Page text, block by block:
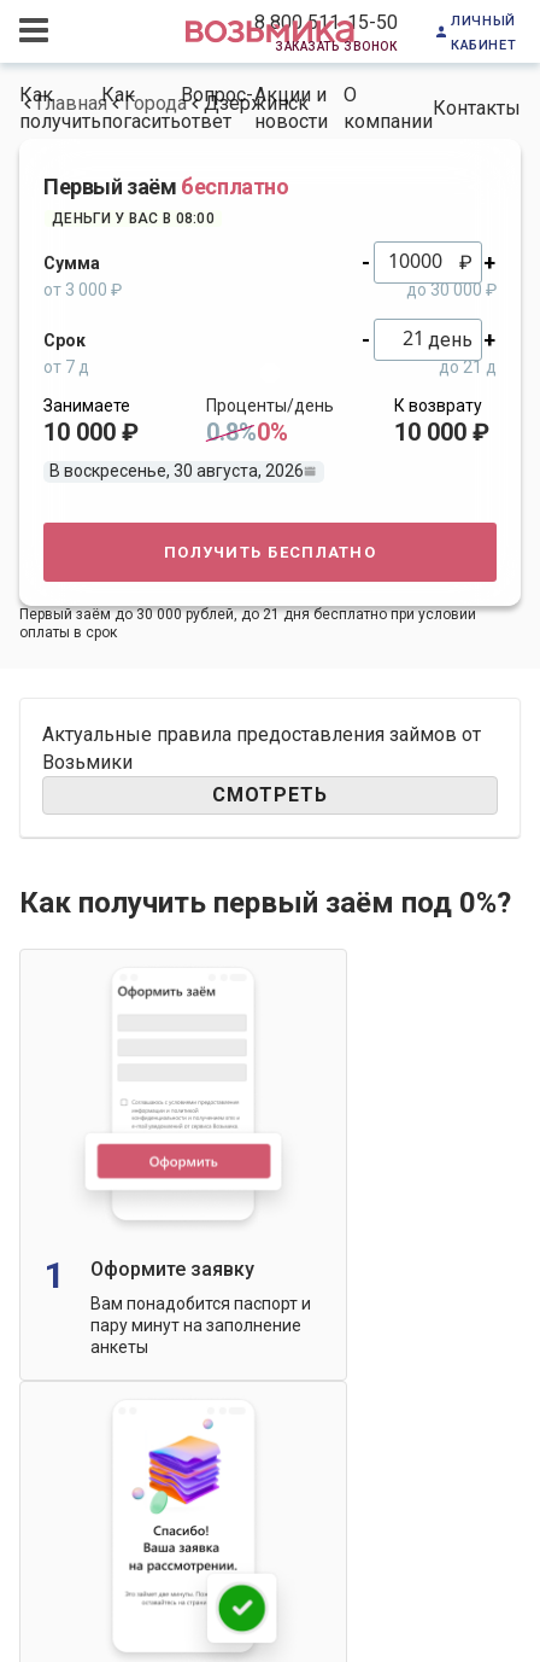
8 800 511-15-50
заказать звонок
личный
кабинет
Как
получить
Как
погасить
Вопрос-
ответ
Акции и
новости
О
компании
Контакты
Главная Города Дзержинск
Первый заём бесплатно
ДЕНЬГИ У ВАС В 08:00
Сумма - ₽ +
от 3 000 ₽ до 30 000 ₽
Срок - день +
от 7 д
до 21 д
Занимаете
10 000 ₽
Проценты/день
0.8%0%
К возврату
10 000 ₽
В воскресенье, 30 августа, 2026
получить бесплатно
Первый заём до 30 000 рублей, до 21 дня бесплатно при условии
оплаты в срок
Актуальные правила предоставления займов от
Возьмики
СМОТРЕТЬ
Как получить первый заём под 0%?
1 Оформите заявку
Вам понадобится паспорт и
пару минут на заполнение
анкеты